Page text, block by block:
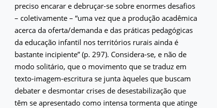
preciso encarar e debruçar-se sobre enormes desafios
– coletivamente – “uma vez que a produção acadêmica
acerca da oferta/demanda e das práticas pedagógicas
da educação infantil nos territórios rurais ainda é
bastante incipiente” (p. 297). Considera-se, e não de
modo solitário, que o movimento que se traduz em
texto-imagem-escritura se junta àqueles que buscam
debater e desmontar crises de desestabilização que
têm se apresentado como intensa tormenta que atinge